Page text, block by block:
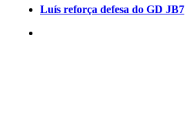
Luís reforça defesa do GD JB7